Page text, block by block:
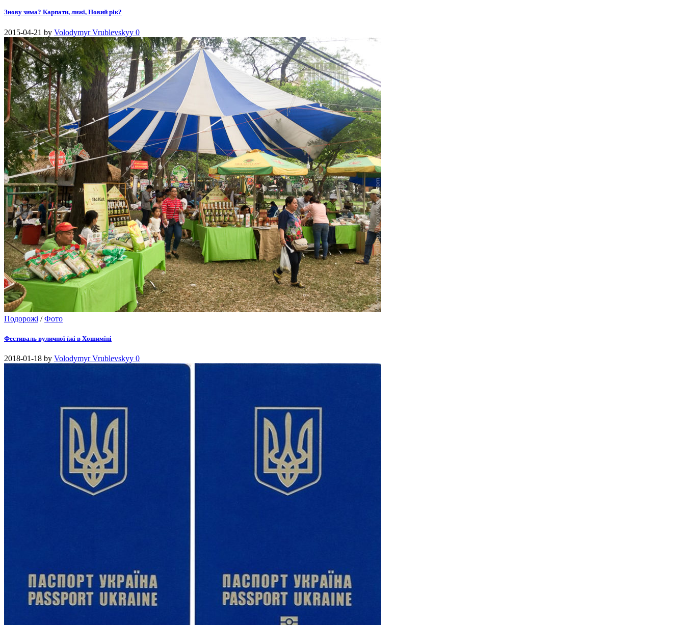
Знову зима? Карпати, лижі, Новий рік?
2015-04-21 by Volodymyr Vrublevskyy 0
Подорожі /Фото
Фестиваль вуличної їжі в Хошиміні
2018-01-18 by Volodymyr Vrublevskyy 0